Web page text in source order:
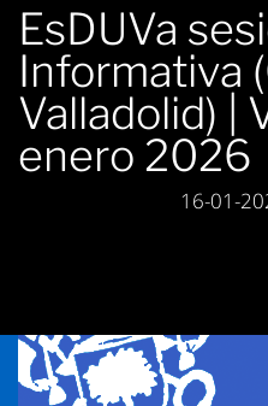
EsDUVa
Informativa
Valladolid) |
enero 2026
16-01-